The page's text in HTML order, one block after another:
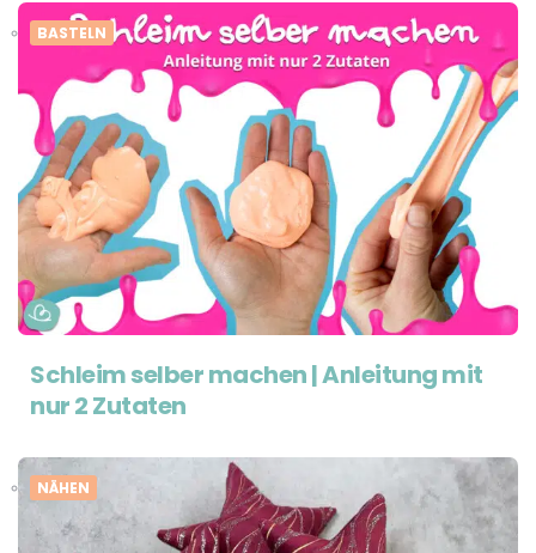
BASTELN
Schleim selber machen | Anleitung mit
nur 2 Zutaten
NÄHEN